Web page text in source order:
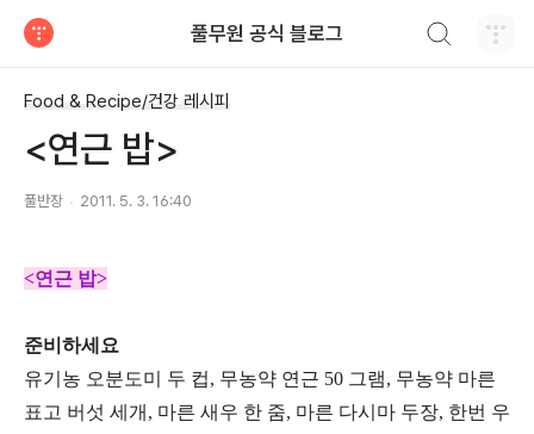
풀무원 공식 블로그
Food & Recipe/건강 레시피
<연근 밥>
풀반장 2011. 5. 3. 16:40
<연근 밥>
준비하세요
유기농 오분도미 두 컵, 무농약 연근 50 그램, 무농약 마른
표고 버섯 세개, 마른 새우 한 줌, 마른 다시마 두장, 한번 우